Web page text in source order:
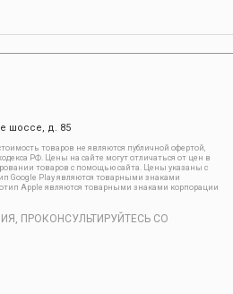
шоссе, д. 85
товаров не являются публичной офертой,
РФ. Цены на сайте могут отличаться от цен в
товаров с помощью сайта. Цены указаны с
Google Play являются товарными знаками
Apple являются товарными знаками корпорации
ПРОКОНСУЛЬТИРУЙТЕСЬ СО